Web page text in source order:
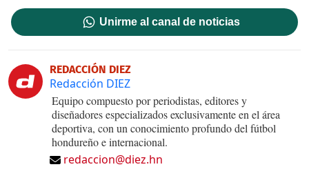
Unirme al canal de noticias
REDACCIÓN DIEZ
Redacción DIEZ
Equipo compuesto por periodistas, editores y
diseñadores especializados exclusivamente en el área
deportiva, con un conocimiento profundo del fútbol
hondureño e internacional.
redaccion@diez.hn